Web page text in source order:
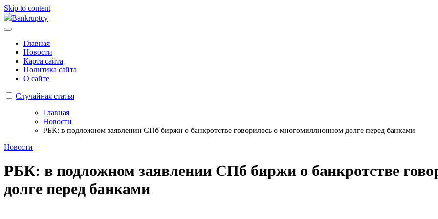
Skip to content
Bankruptcy
Главная
Новости
Карта сайта
Политика сайта
О сайте
Случайная статья
Главная
Новости
РБК: в подложном заявлении СПб биржи о банкротстве говорилось о многомиллионном долге перед банками
Новости
РБК: в подложном заявлении СПб биржи о банкротстве
долге перед банками